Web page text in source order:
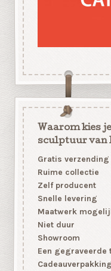
Waarom kies
sculptuur van
Gratis
Ruime collectie
Zelf producent
Snelle levering
Maatwerk
Niet duur
Showroom
Een gegraveerde